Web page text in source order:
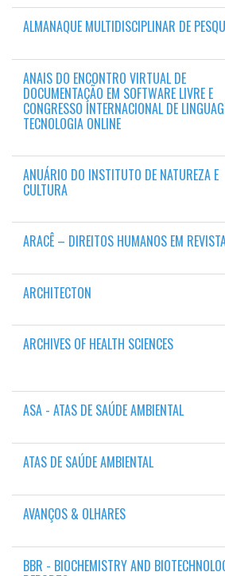
ALMANAQUE MULTIDISCIPLINAR DE
ANAIS DO ENCONTRO VIRTUAL DE
DOCUMENTAÇÃO EM SOFTWARE LIVRE E
CONGRESSO INTERNACIONAL DE
TECNOLOGIA ONLINE
ANUÁRIO DO INSTITUTO DE NATUREZA E
CULTURA
ARACÊ – DIREITOS HUMANOS EM
ARCHITECTON
ARCHIVES OF HEALTH SCIENCES
ASA - ATAS DE SAÚDE AMBIENTAL
ATAS DE SAÚDE AMBIENTAL
AVANÇOS & OLHARES
BBR - BIOCHEMISTRY AND